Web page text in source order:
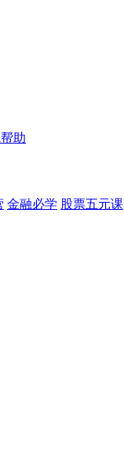
助
金融必学 股票五元课